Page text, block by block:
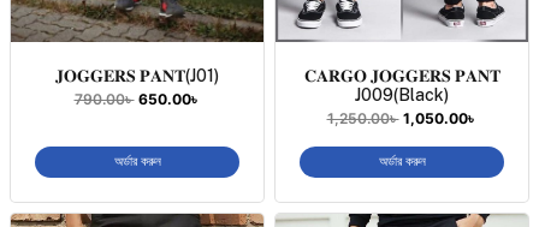
𝐉𝐎𝐆𝐆𝐄𝐑𝐒 𝐏𝐀𝐍𝐓(J01)
790.00৳ 650.00৳
অর্ডার করুন
𝐂𝐀𝐑𝐆𝐎 𝐉𝐎𝐆𝐆𝐄𝐑𝐒 𝐏𝐀𝐍𝐓
J009(Black)
1,250.00৳ 1,050.00৳
অর্ডার করুন